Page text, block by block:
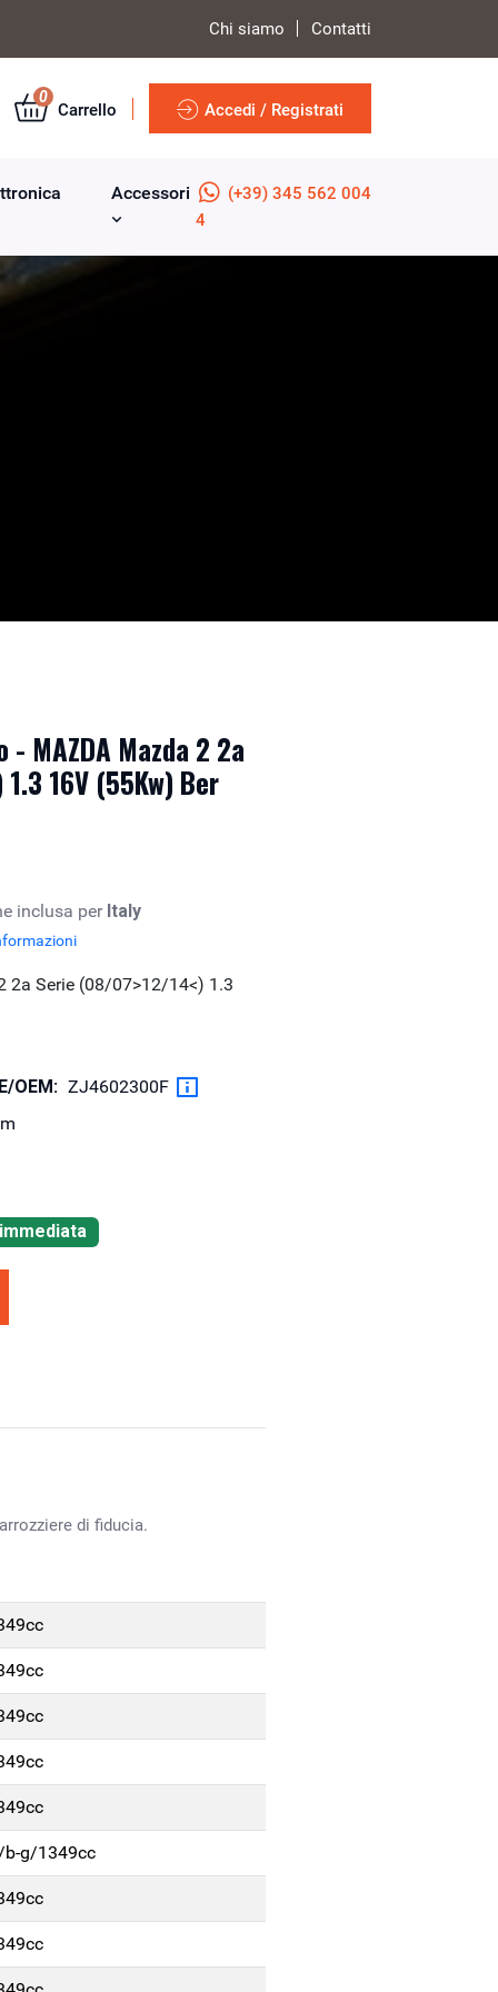
Chi siamo Contatti
0
Carrello Accedi / Registrati
Accessori
(+39) 345 562 004
4
MAZDA Mazda 2 2a
16V (55Kw) Ber
inclusa per Italy
2a Serie (08/07>12/14<) 1.3
OEM: ZJ4602300F
di fiducia.
b-g/1349cc